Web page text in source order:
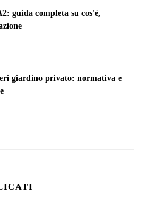
guida completa su cos'è,
giardino privato: normativa e